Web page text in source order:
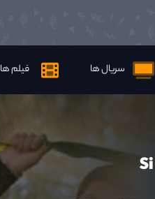
سریال ها فیلم ها